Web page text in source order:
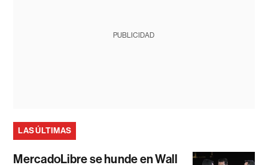
PUBLICIDAD
LAS ÚLTIMAS
MercadoLibre se hunde en Wall